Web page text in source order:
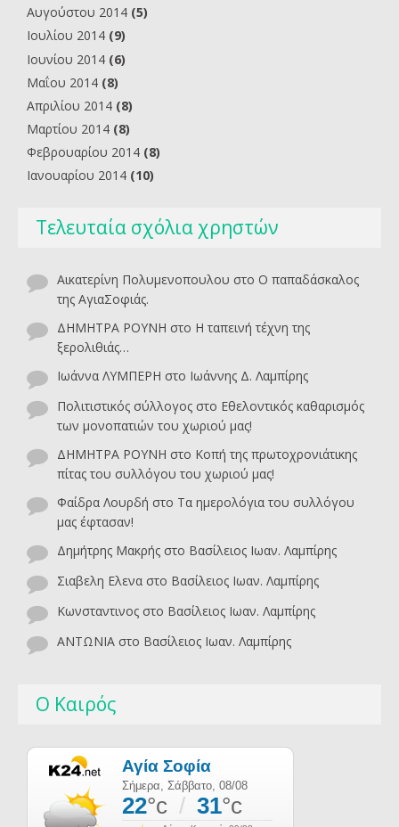
Αυγούστου 2014 (5)
Ιουλίου 2014 (9)
Ιουνίου 2014 (6)
Μαΐου 2014 (8)
Απριλίου 2014 (8)
Μαρτίου 2014 (8)
Φεβρουαρίου 2014 (8)
Ιανουαρίου 2014 (10)
Τελευταία σχόλια χρηστών
Αικατερίνη Πολυμενοπουλου στο O παπαδάσκαλος
της ΑγιαΣοφιάς.
ΔΗΜΗΤΡΑ ΡΟΥΝΗ στο Η ταπεινή τέχνη της
ξερολιθιάς…
Ιωάννα ΛΥΜΠΕΡΗ στο Ιωάννης Δ. Λαμπίρης
Πολιτιστικός σύλλογος στο Εθελοντικός καθαρισμός
των μονοπατιών του χωριού μας!
ΔΗΜΗΤΡΑ ΡΟΥΝΗ στο Κοπή της πρωτοχρονιάτικης
πίτας του συλλόγου του χωριού μας!
Φαίδρα Λουρδή στο Τα ημερολόγια του συλλόγου
μας έφτασαν!
Δημήτρης Μακρής στο Βασίλειος Ιωαν. Λαμπίρης
Σιαβελη Ελενα στο Βασίλειος Ιωαν. Λαμπίρης
Κωνσταντινος στο Βασίλειος Ιωαν. Λαμπίρης
ΑΝΤΩΝΙΑ στο Βασίλειος Ιωαν. Λαμπίρης
Ο Καιρός